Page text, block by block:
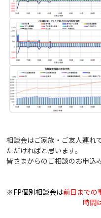
相談会はご家族・ご友人連れ
ただければと思います。
皆さまからのご相談のお申込
※FP個別相談会は前日までの
時間